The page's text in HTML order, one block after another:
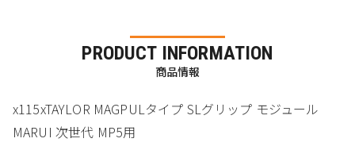
PRODUCT INFORMATION
商品情報
x115xTAYLOR MAGPULタイプ SLグリップ モジュール
MARUI 次世代 MP5用